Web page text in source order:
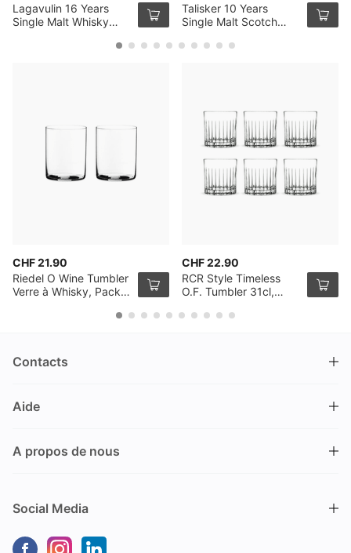
Lagavulin 16 Years
Single Malt Whisky
Talisker 10 Years
Single Malt Scotch
CHF 21.90
Riedel O Wine Tumbler
Verre à Whisky, Pack
CHF 22.90
RCR Style Timeless
O.F. Tumbler 31cl,
Contacts
Nüschelerstrasse 35
Suisse
info@drinks.ch
9.00 – 12.00 et de 13.30 – 17.00
Aide
Processus de commande
Livraison & Pick-up
Options de Payement
A propos de nous
A propos de nous
Social Media